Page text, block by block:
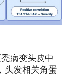
病变头皮中
头发相关角蛋